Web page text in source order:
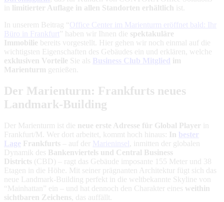
limitierter Auflage in allen Standorten erhältlich ist.
In unserem Beitrag “ Office Center im Marienturm eröffnet bald: Ihr
Büro in Frankfurt ” haben wir Ihnen die spektakuläre
Immobilie bereits vorgestellt. Hier gehen wir noch einmal auf die
wichtigsten Eigenschaften des Gebäudes ein und erklären, welche
exklusiven Vorteile Sie als Business Club Mitglied im
Marienturm genießen.
Der Marienturm: Frankfurts neues
Landmark-Building
Der Marienturm ist die neue erste Adresse für Global Player
Frankfurt/M. Wer dort arbeitet, kommt hoch hinaus:
In bester
Lage Frankfurts – auf der Marieninsel
, inmitten der globalen
Dynamik des Bankenviertels und Central Business
Districts (CBD) – ragt das Gebäude imposante 155 Meter und 38
Etagen in die Höhe. Mit seiner prägnanten Architektur fügt sich das
neue Landmark-Building perfekt in die weltbekannte Skyline von
“Mainhattan” ein – und hat dennoch den Charakter eines weithin
sichtbaren Zeichens , das auffällt.